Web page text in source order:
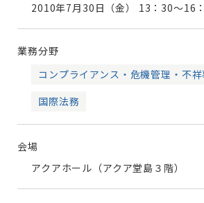
2010年7月30日（金）
13：30～16
業務分野
コンプライアンス・危機管理・不
国際法務
会場
アクアホール（アクア堂島３階）